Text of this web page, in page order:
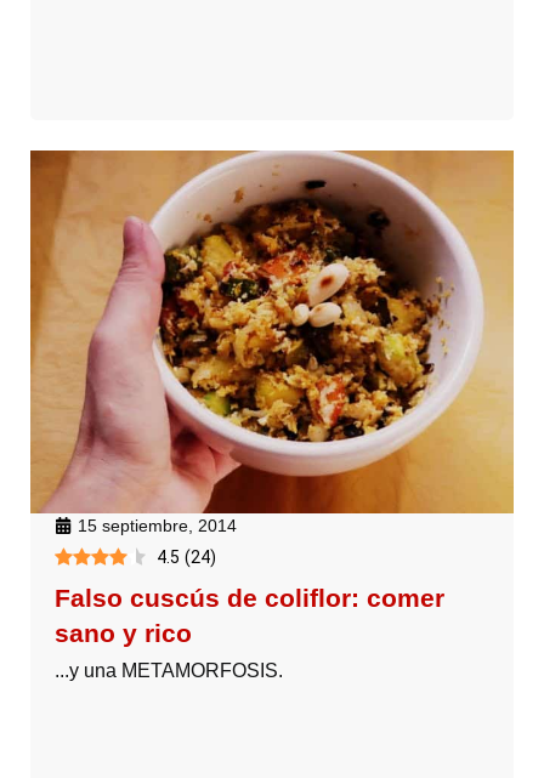
15 septiembre, 2014
4.5 (24)
Falso cuscús de coliflor: comer
sano y rico
...y una METAMORFOSIS.